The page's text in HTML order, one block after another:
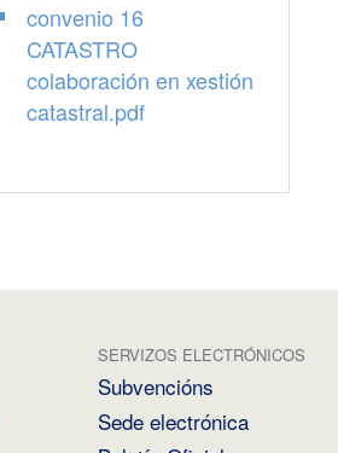
convenio 16
CATASTRO
colaboración en xestión
catastral.pdf
SERVIZOS ELECTRÓNICOS
Subvencións
Sede electrónica